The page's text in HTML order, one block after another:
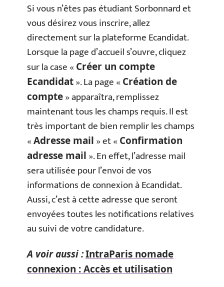
Si vous n’êtes pas étudiant Sorbonnard et
vous désirez vous inscrire, allez
directement sur la plateforme Ecandidat.
Lorsque la page d’accueil s’ouvre, cliquez
sur la case «Créer un compte
Ecandidat». La page «Création de
compte» apparaîtra, remplissez
maintenant tous les champs requis. Il est
très important de bien remplir les champs
«Adresse mail » et «Confirmation
adresse mail ». En effet, l’adresse mail
sera utilisée pour l’envoi de vos
informations de connexion à Ecandidat.
Aussi, c’est à cette adresse que seront
envoyées toutes les notifications relatives
au suivi de votre candidature.
A voir aussi :IntraParis nomade
connexion : Accès et utilisation